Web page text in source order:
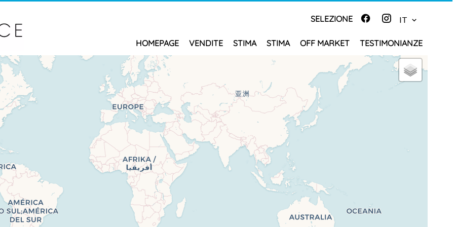
SELEZIONE IT
HOMEPAGE VENDITE STIMA STIMA OFF MARKET TESTIMONIANZE